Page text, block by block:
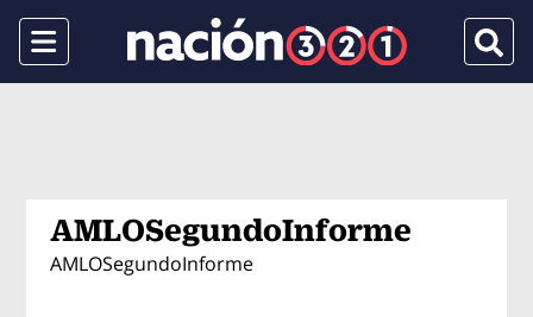
Menu
AMLOSegundoInforme
AMLOSegundoInforme